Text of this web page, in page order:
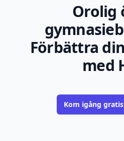
Orolig
Förbättra
med
Kom igång